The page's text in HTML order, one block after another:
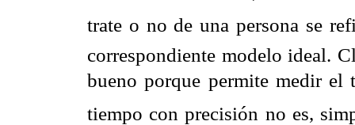
trate o no de una persona se
correspondiente modelo ideal.
bueno porque permite medir
tiempo con precisión no es,